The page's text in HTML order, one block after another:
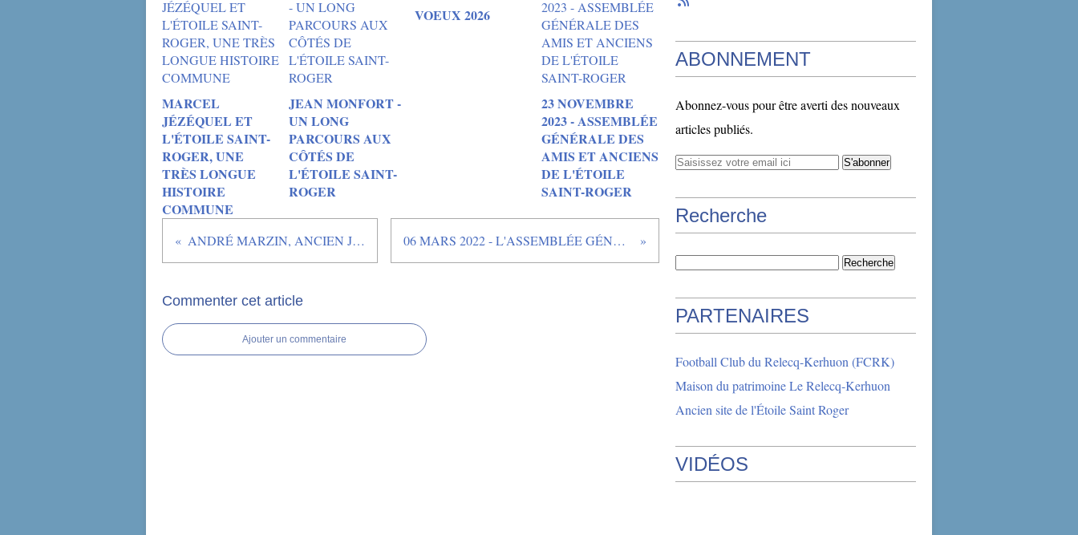
MARCEL
JÉZÉQUEL ET
L'ÉTOILE SAINT-
ROGER, UNE
TRÈS LONGUE
HISTOIRE
COMMUNE
JEAN MONFORT -
UN LONG
PARCOURS AUX
CÔTÉS DE
L'ÉTOILE SAINT-
ROGER
VOEUX 2026
23 NOVEMBRE
2023 - ASSEMBLÉE
GÉNÉRALE DES
AMIS ET ANCIENS
DE L'ÉTOILE
SAINT-ROGER
ANDRÉ MARZIN, ANCIEN JOUEUR ET ENCADRANT DE L'ÉTOILE SAINT ROGER, S'EST ÉTEINT 06 MARS 2022 - L'ASSEMBLÉE GÉNÉRALE DES AMIS ET ANCIENS DE L'ÉTOILE SAINT ROGER S'EST TENUE À KERMARIA
Commenter cet article
Ajouter un commentaire
ABONNEMENT
Abonnez-vous pour être averti des nouveaux
articles publiés.
Recherche
PARTENAIRES
Football Club du Relecq-Kerhuon (FCRK)
Maison du patrimoine Le Relecq-Kerhuon
Ancien site de l'Étoile Saint Roger
VIDÉOS